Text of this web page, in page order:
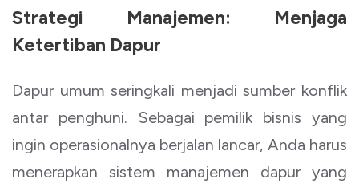
Strategi Manajemen: Menjaga
Ketertiban Dapur
Dapur umum seringkali menjadi sumber konflik
antar penghuni. Sebagai pemilik bisnis yang
ingin operasionalnya berjalan lancar, Anda harus
menerapkan sistem manajemen dapur yang